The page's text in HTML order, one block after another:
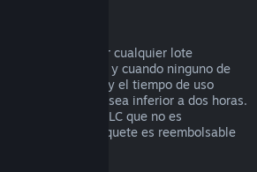
completo por cualquier lote
Steam, siempre y cuando ninguno de
haya transferido, y el tiempo de uso
artículos del lote sea inferior a dos horas.
de juego o DLC que no es
dirá si todo el paquete es reembolsable